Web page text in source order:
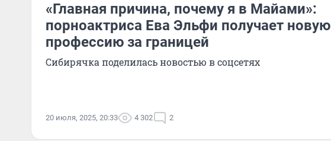
«Главная причина, почему я в Майами»:
порноактриса Ева Эльфи получает новую
профессию за границей
Сибирячка поделилась новостью в соцсетях
20 июля, 2025, 20:33 4 302 2